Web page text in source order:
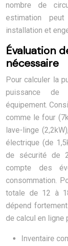
nombre de
estimation
installation et
Évaluation
nécessaire
Pour calculer la
puissance de
équipement.
comme le four
lave-linge
électrique (de
de sécurité de
compte des
consommation.
totale de 12 à
dépend
de calcul en ligne
Inventaire